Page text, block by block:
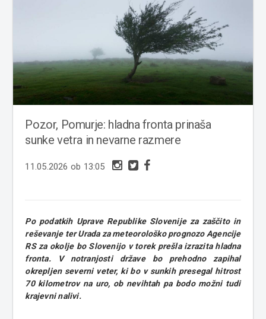
Pozor, Pomurje: hladna fronta prinaša
sunke vetra in nevarne razmere
11.05.2026 ob 13:05
Po podatkih Uprave Republike Slovenije za zaščito in
reševanje ter Urada za meteorološko prognozo Agencije
RS za okolje bo Slovenijo v torek prešla izrazita hladna
fronta. V notranjosti države bo prehodno zapihal
okrepljen severni veter, ki bo v sunkih presegal hitrost
70 kilometrov na uro, ob nevihtah pa bodo možni tudi
krajevni nalivi.